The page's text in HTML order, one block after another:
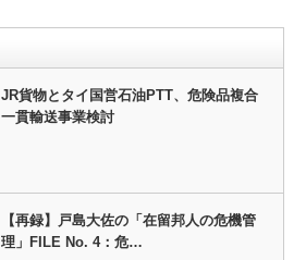
JR貨物とタイ国営石油PTT、危険品複合
一貫輸送事業検討
【再録】戸島大佐の「在留邦人の危機管
理」FILE No. 4：危…